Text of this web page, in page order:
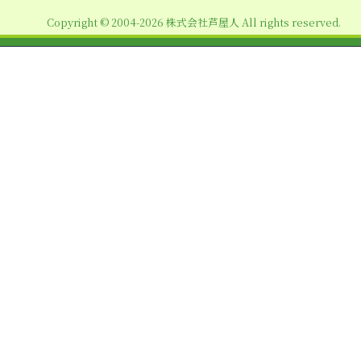
ン
Copyright © 2004-2026 株式会社芦屋人 All rights reserved.